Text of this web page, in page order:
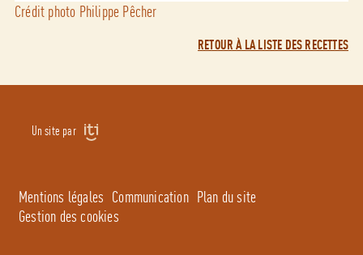
Crédit photo Philippe Pêcher
RETOUR À LA LISTE DES RECETTES
Un site par
Mentions légales Communication Plan du site
Gestion des cookies